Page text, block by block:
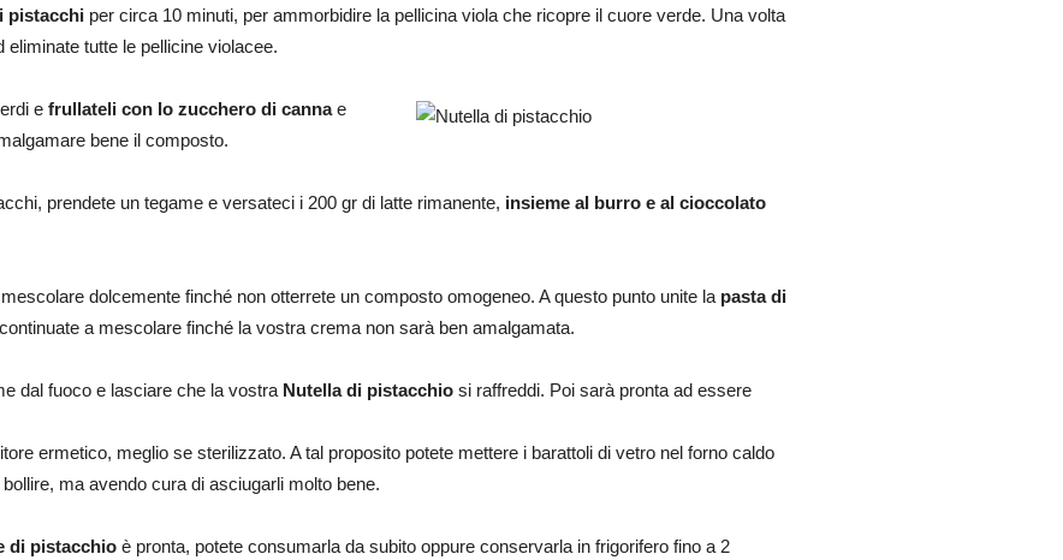
pistacchi per circa 10 minuti, per ammorbidire la pellicina viola che ricopre il cuore verde. Una volta
tutte le pellicine violacee.
e frullateli con lo zucchero di cannae
bene il composto.
prendete un tegame e versateci i 200 gr di latte rimanente, insieme al burro e al cioccolato
dolcemente finché non otterrete un composto omogeneo. A questo punto unite la pasta di
a mescolare finché la vostra crema non sarà ben amalgamata.
dal fuoco e lasciare che la vostra Nutella di pistacchio si raffreddi. Poi sarà pronta ad essere
ermetico, meglio se sterilizzato. A tal proposito potete mettere i barattoli di vetro nel forno caldo
ma avendo cura di asciugarli molto bene.
di pistacchio è pronta, potete consumarla da subito oppure conservarla in frigorifero fino a 2